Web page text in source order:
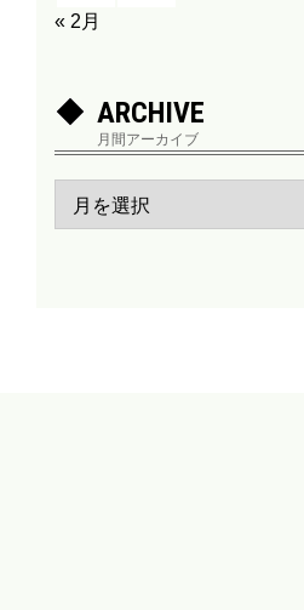
« 2月
ARCHIVE
月間アーカイブ